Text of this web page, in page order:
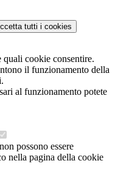
tutti i cookies
quali cookie consentire.
il funzionamento della
al funzionamento potete
possono essere
nella pagina della cookie